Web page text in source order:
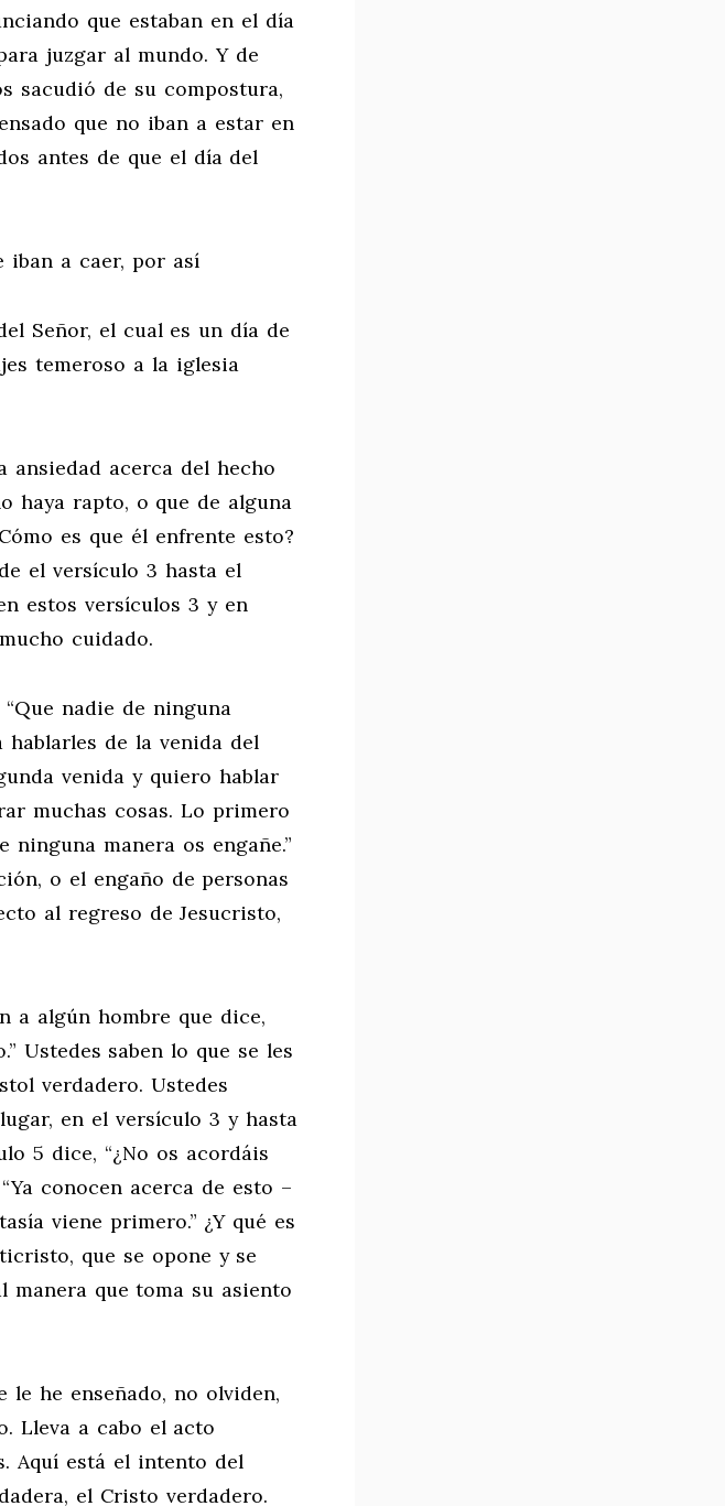
que estaban en el día
juzgar al mundo. Y de
sacudió de su compostura,
que no iban a estar en
antes de que el día del
iban a caer, por así
Señor, el cual es un día de
temeroso a la iglesia
ansiedad acerca del hecho
haya rapto, o que de alguna
es que él enfrente esto?
el versículo 3 hasta el
estos versículos 3 y en
cuidado.
nadie de ninguna
hablarles de la venida del
venida y quiero hablar
muchas cosas. Lo primero
ninguna manera os engañe.”
o el engaño de personas
al regreso de Jesucristo,
a algún hombre que dice,
Ustedes saben lo que se les
verdadero. Ustedes
en el versículo 3 y hasta
5 dice, “¿No os acordáis
conocen acerca de esto –
viene primero.” ¿Y qué es
que se opone y se
que toma su asiento
le he enseñado, no olviden,
Lleva a cabo el acto
Aquí está el intento del
el Cristo verdadero.